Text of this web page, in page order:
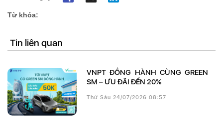
Từ khóa:
Tin liên quan
VNPT ĐỒNG HÀNH CÙNG GREEN
SM – ƯU ĐÃI ĐẾN 20%
Thứ Sáu 24/07/2026 08:57